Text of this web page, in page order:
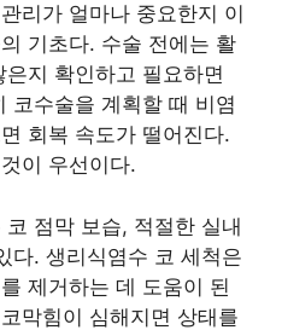
리가 얼마나 중요한지 이
기초다. 수술 전에는 활
지 확인하고 필요하면
코수술을 계획할 때 비염
회복 속도가 떨어진다.
이 우선이다.
점막 보습, 적절한 실내
다. 생리식염수 코 세척은
제거하는 데 도움이 된
막힘이 심해지면 상태를